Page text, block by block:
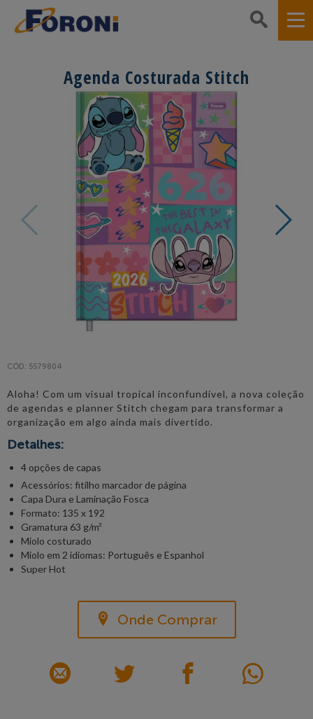
Agenda Costurada Stitch
CÓD: 5579804
Aloha! Com um visual tropical inconfundível, a nova coleção
de agendas e planner Stitch chegam para transformar a
organização em algo ainda mais divertido.
Detalhes:
4 opções de capas
Acessórios: fitilho marcador de página
Capa Dura e Laminação Fosca
Formato: 135 x 192
Gramatura 63 g/m²
Miolo costurado
Miolo em 2 idiomas: Português e Espanhol
Super Hot
Onde Comprar